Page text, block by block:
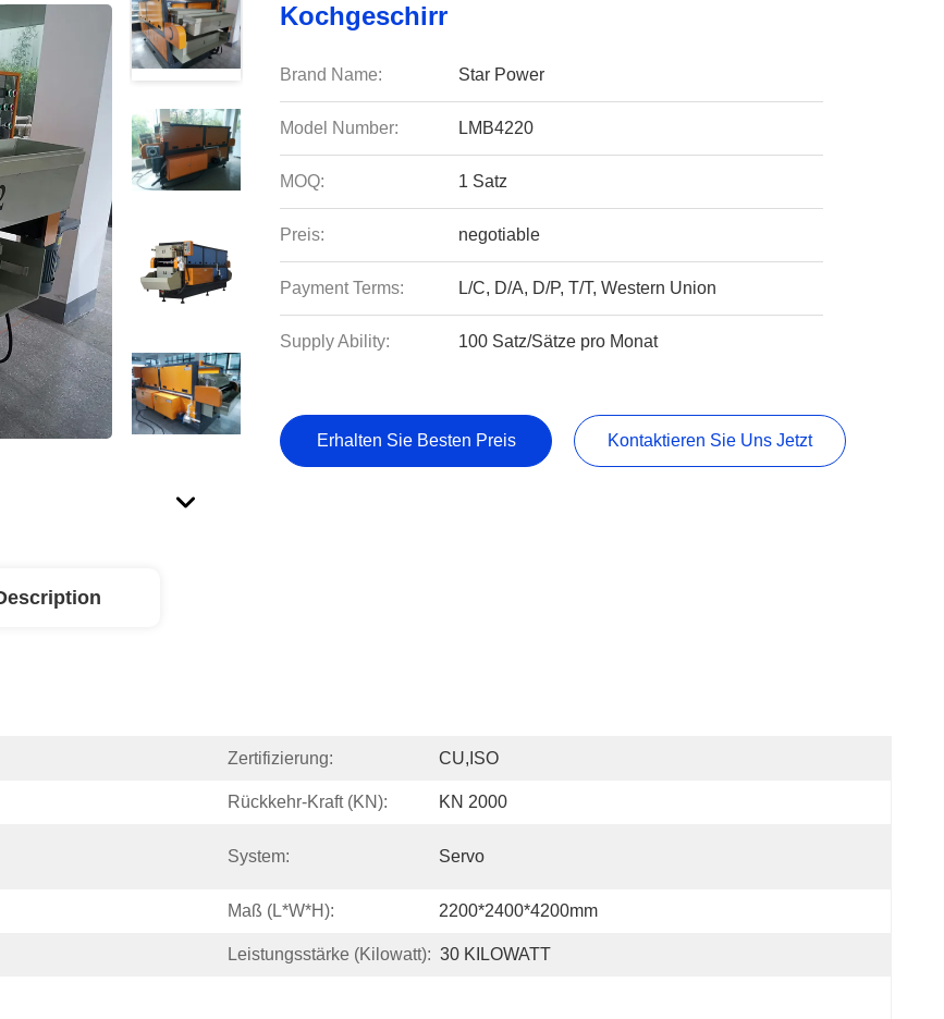
Kochgeschirr
Brand Name: Star Power
Model Number: LMB4220
MOQ: 1 Satz
Preis: negotiable
Payment Terms: L/C, D/A, D/P, T/T, Western Union
Supply Ability: 100 Satz/Sätze pro Monat
Erhalten Sie Besten Preis Kontaktieren Sie Uns Jetzt
Zertifizierung: CU,ISO
Rückkehr-Kraft (kN): KN 2000
System: Servo
Maß (L*W*H): 2200*2400*4200mm
Leistungsstärke (Kilowatt): 30 KILOWATT